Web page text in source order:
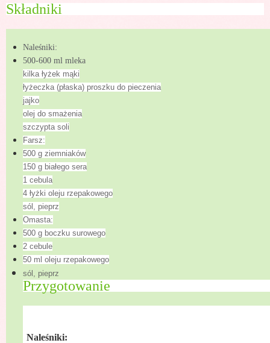
Składniki
Naleśniki:
500-600 ml mleka
kilka łyżek mąki
łyżeczka (płaska) proszku do pieczenia
jajko
olej do smażenia
szczypta soli
Farsz:
500 g ziemniaków
150 g białego sera
1 cebula
4 łyżki oleju rzepakowego
sól, pieprz
Omasta:
500 g boczku surowego
2 cebule
50 ml oleju rzepakowego
sól, pieprz
Przygotowanie
Naleśniki: